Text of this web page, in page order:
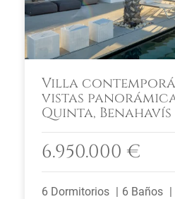
Villa
vistas
Quinta, Benahavís
6.950.000 €
6 Dormitorios 6 Baños